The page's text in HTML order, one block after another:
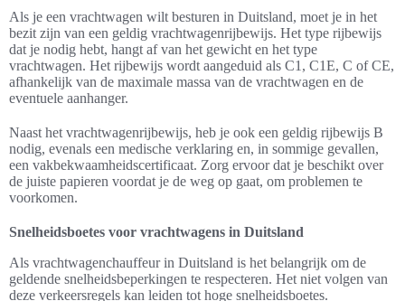
Als je een vrachtwagen wilt besturen in Duitsland, moet je in het
bezit zijn van een geldig vrachtwagenrijbewijs. Het type rijbewijs
dat je nodig hebt, hangt af van het gewicht en het type
vrachtwagen. Het rijbewijs wordt aangeduid als C1, C1E, C of CE,
afhankelijk van de maximale massa van de vrachtwagen en de
eventuele aanhanger.
Naast het vrachtwagenrijbewijs, heb je ook een geldig rijbewijs B
nodig, evenals een medische verklaring en, in sommige gevallen,
een vakbekwaamheidscertificaat. Zorg ervoor dat je beschikt over
de juiste papieren voordat je de weg op gaat, om problemen te
voorkomen.
Snelheidsboetes voor vrachtwagens in Duitsland
Als vrachtwagenchauffeur in Duitsland is het belangrijk om de
geldende snelheidsbeperkingen te respecteren. Het niet volgen van
deze verkeersregels kan leiden tot hoge snelheidsboetes.